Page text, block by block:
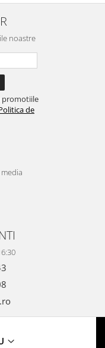
multumesc pentru
si
100%
noastre
promotiile
de